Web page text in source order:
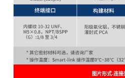
图片形式-连接